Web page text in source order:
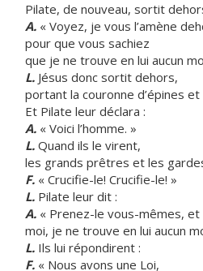
Pilate, de nouveau, sortit
A. « Voyez, je vous l’amène
pour que vous sachiez
que je ne trouve en lui aucun
L. Jésus donc sortit dehors,
portant la couronne d’épines
Et Pilate leur déclara :
A. « Voici l’homme. »
L. Quand ils le virent,
les grands prêtres et les
F. « Crucifie-le! Crucifie-le! »
L. Pilate leur dit :
A. « Prenez-le vous-mêmes, et
moi, je ne trouve en lui aucun
L. Ils lui répondirent :
F. « Nous avons une Loi,